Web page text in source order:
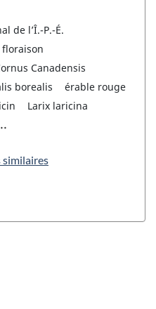
de l’Î.-P.-É.
Canadensis
borealis
érable rouge
Larix laricina
similaires